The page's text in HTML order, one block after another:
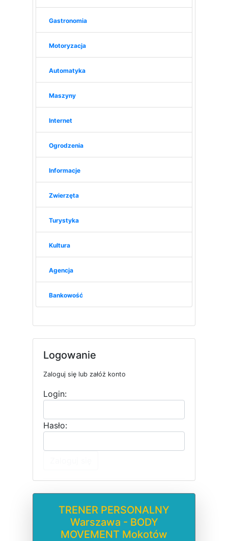
Gastronomia
Motoryzacja
Automatyka
Maszyny
Internet
Ogrodzenia
Informacje
Zwierzęta
Turystyka
Kultura
Agencja
Bankowość
Logowanie
Zaloguj się lub załóż konto
Login:
Hasło:
TRENER PERSONALNY
Warszawa - BODY
MOVEMENT Mokotów